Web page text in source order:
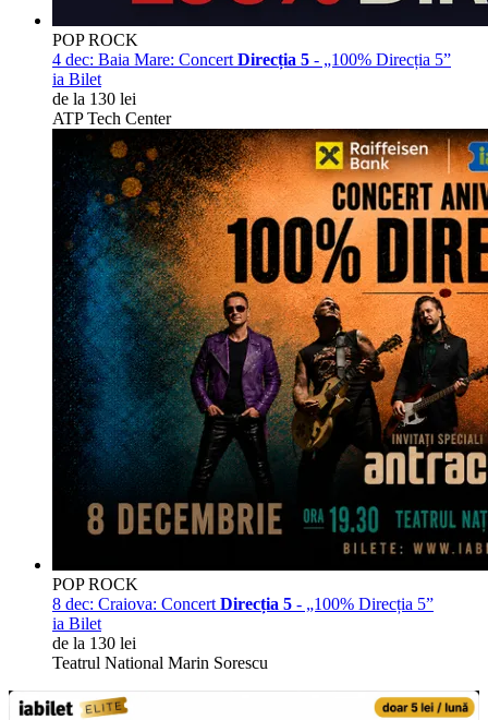
POP ROCK
4 dec: Baia Mare: Concert Direcția 5 - „100% Direcția 5”
ia Bilet
de la 130 lei
ATP Tech Center
POP ROCK
8 dec: Craiova: Concert Direcția 5 - „100% Direcția 5”
ia Bilet
de la 130 lei
Teatrul National Marin Sorescu